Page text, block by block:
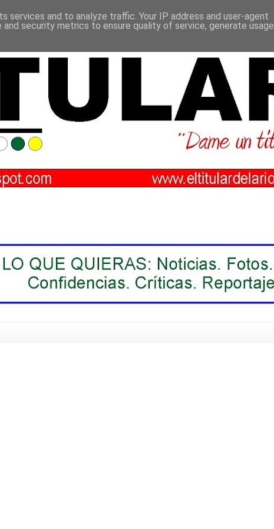
services and to analyze traffic. Your IP address and user-agent
security metrics to ensure quality of service, generate usage